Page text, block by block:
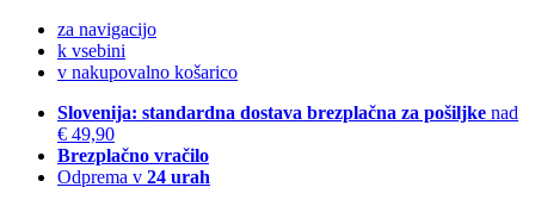
za navigacijo
k vsebini
v nakupovalno košarico
Slovenija: standardna dostava brezplačna za pošiljke nad
€ 49,90
Brezplačno vračilo
Odprema v 24 urah